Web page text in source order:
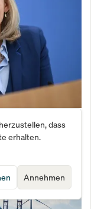
dass
erhalten.
Annehmen